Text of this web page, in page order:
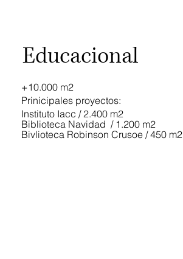
Educacional
+10.000 m2
Prinicipales proyectos:
Instituto Iacc / 2.400 m2
Biblioteca Navidad / 1.200 m2
Bivlioteca Robinson Crusoe / 450 m2